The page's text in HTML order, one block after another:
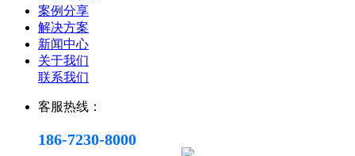
案例分享
解决方案
新闻中心
关于我们
联系我们
客服热线：
186-7230-8000